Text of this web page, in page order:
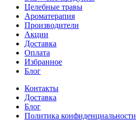
Целебные травы
Ароматерапия
Производители
Акции
Доставка
Оплата
Избранное
Блог
Контакты
Доставка
Блог
Политика конфиденциальности